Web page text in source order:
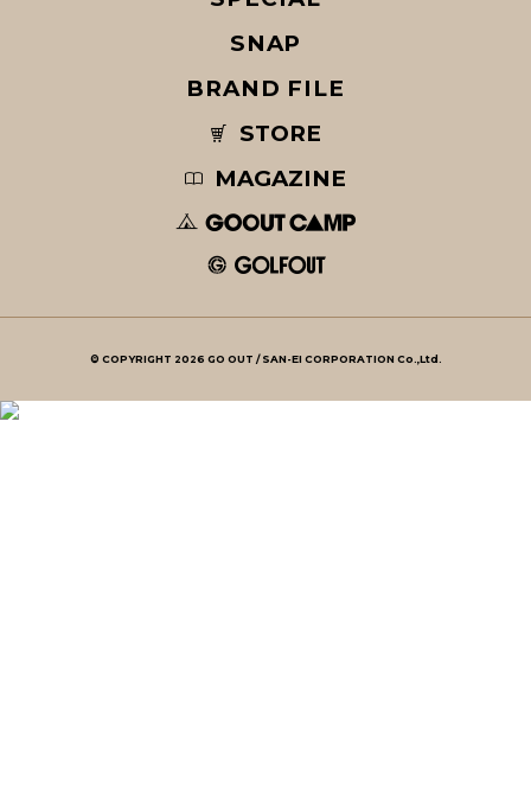
© COPYRIGHT 2026 GO OUT / SAN-EI CORPORATION Co.,Ltd.
SNAP
BRAND FILE
STORE
MAGAZINE